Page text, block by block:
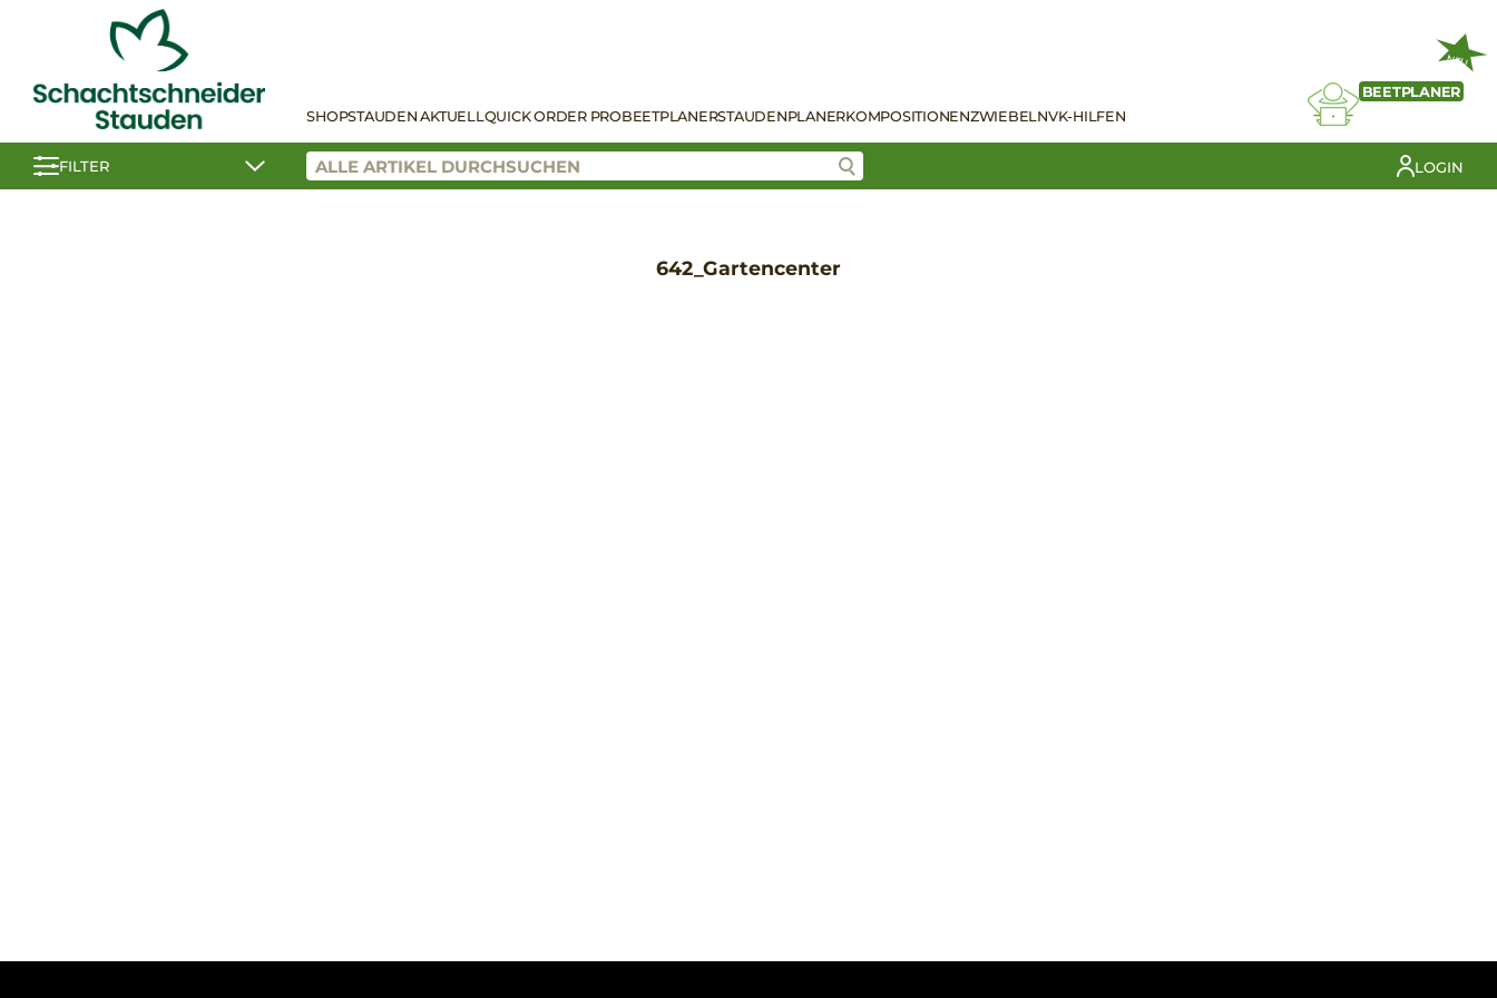
SHOPSTAUDEN AKTUELLQUICK ORDER PROBEETPLANERSTAUDENPLANERKOMPOSITIONENZWIEBELNVK-HILFEN
NEU
BEETPLANER
FILTER LOGIN
642_Gartencenter